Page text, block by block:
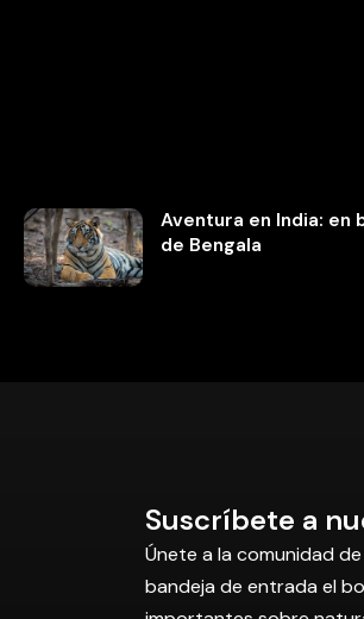
Aventura en India: en
de Bengala
Suscríbete a
Únete a la comunidad
bandeja de entrada el